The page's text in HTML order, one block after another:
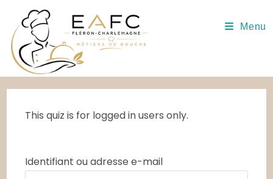
content
Menu
This quiz is for logged in users only.
Identifiant ou adresse e-mail